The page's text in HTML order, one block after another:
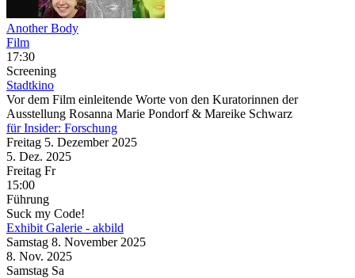
Another Body
Film
17:30
Screening
Stadtkino
Vor dem Film einleitende Worte von den Kuratorinnen der
Ausstellung Rosanna Marie Pondorf & Mareike Schwarz
für Insider: Forschung
Freitag 5. Dezember 2025
5. Dez. 2025
Freitag Fr
15:00
Führung
Suck my Code!
Exhibit Galerie - akbild
Samstag 8. November 2025
8. Nov. 2025
Samstag Sa